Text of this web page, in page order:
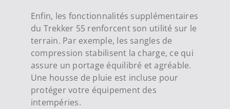
Enfin, les fonctionnalités supplémentaires
du Trekker 55 renforcent son utilité sur le
terrain. Par exemple, les sangles de
compression stabilisent la charge, ce qui
assure un portage équilibré et agréable.
Une housse de pluie est incluse pour
protéger votre équipement des
intempéries.